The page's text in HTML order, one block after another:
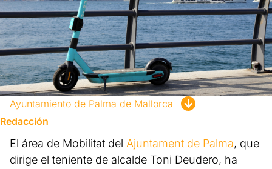
Ayuntamiento de Palma de Mallorca
Redacción
El área de Mobilitat del Ajuntament de Palma, que
dirige el teniente de alcalde Toni Deudero, ha